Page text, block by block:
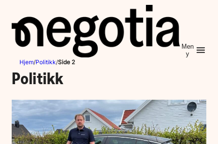
innhold
Men
y
Hjem/Politikk/Side 2
Politikk